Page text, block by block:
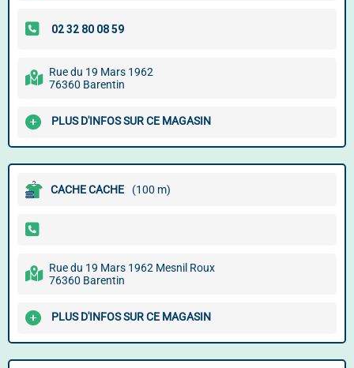
Rue du 19 Mars 1962
76360 Barentin
PLUS D'INFOS SUR CE MAGASIN
CACHE CACHE (100 m)
Rue du 19 Mars 1962 Mesnil Roux
76360 Barentin
PLUS D'INFOS SUR CE MAGASIN